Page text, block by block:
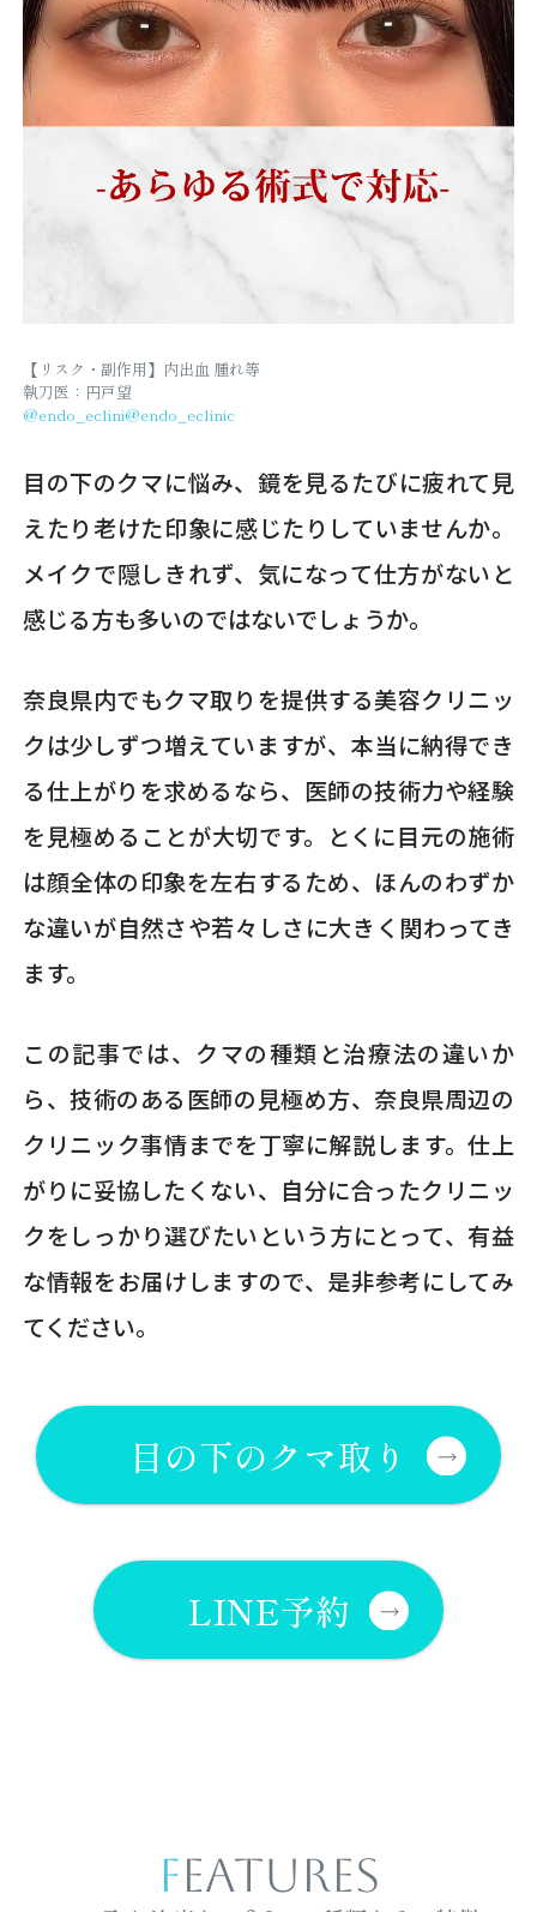
【リスク・副作用】内出血 腫れ等
執刀医：円戸望
@endo_eclini@endo_eclinic
目の下のクマに悩み、鏡を見るたびに疲れて見
えたり老けた印象に感じたりしていませんか。
メイクで隠しきれず、気になって仕方がないと
感じる方も多いのではないでしょうか。
奈良県内でもクマ取りを提供する美容クリニッ
クは少しずつ増えていますが、本当に納得でき
る仕上がりを求めるなら、医師の技術力や経験
を見極めることが大切です。とくに目元の施術
は顔全体の印象を左右するため、ほんのわずか
な違いが自然さや若々しさに大きく関わってき
ます。
この記事では、クマの種類と治療法の違いか
ら、技術のある医師の見極め方、奈良県周辺の
クリニック事情までを丁寧に解説します。仕上
がりに妥協したくない、自分に合ったクリニッ
クをしっかり選びたいという方にとって、有益
な情報をお届けしますので、是非参考にしてみ
てください。
目の下のクマ取り
LINE予約
FEATURES